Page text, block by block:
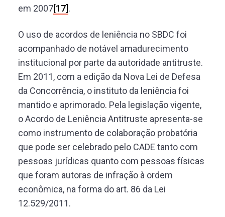
em 2007[17].
O uso de acordos de leniência no SBDC foi
acompanhado de notável amadurecimento
institucional por parte da autoridade antitruste.
Em 2011, com a edição da Nova Lei de Defesa
da Concorrência, o instituto da leniência foi
mantido e aprimorado. Pela legislação vigente,
o Acordo de Leniência Antitruste apresenta-se
como instrumento de colaboração probatória
que pode ser celebrado pelo CADE tanto com
pessoas jurídicas quanto com pessoas físicas
que foram autoras de infração à ordem
econômica, na forma do art. 86 da Lei
12.529/2011.